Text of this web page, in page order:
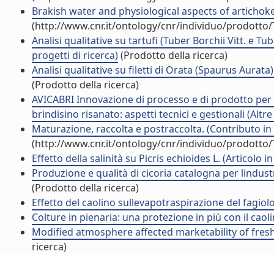
Brakish water and physiological aspects of
(http://www.cnr.it/ontology/cnr/individuo/prodotto/
Analisi qualitative su tartufi (Tuber Borchii Vitt. e
progetti di ricerca)(Prodotto della ricerca)
Analisi qualitative su filetti di Orata (Spaurus
(Prodotto della ricerca)
AVICABRI Innovazione di processo e di prodotto
brindisino risanato: aspetti tecnici e gestionali
Maturazione, raccolta e postraccolta. (Contributo
(http://www.cnr.it/ontology/cnr/individuo/prodotto/
Effetto della salinità su Picris echioides L. (Articolo
Produzione e qualità di cicoria catalogna per
(Prodotto della ricerca)
Effetto del caolino sullevapotraspirazione del
Colture in pienaria: una protezione in più con il
Modified atmosphere affected marketability of
ricerca)